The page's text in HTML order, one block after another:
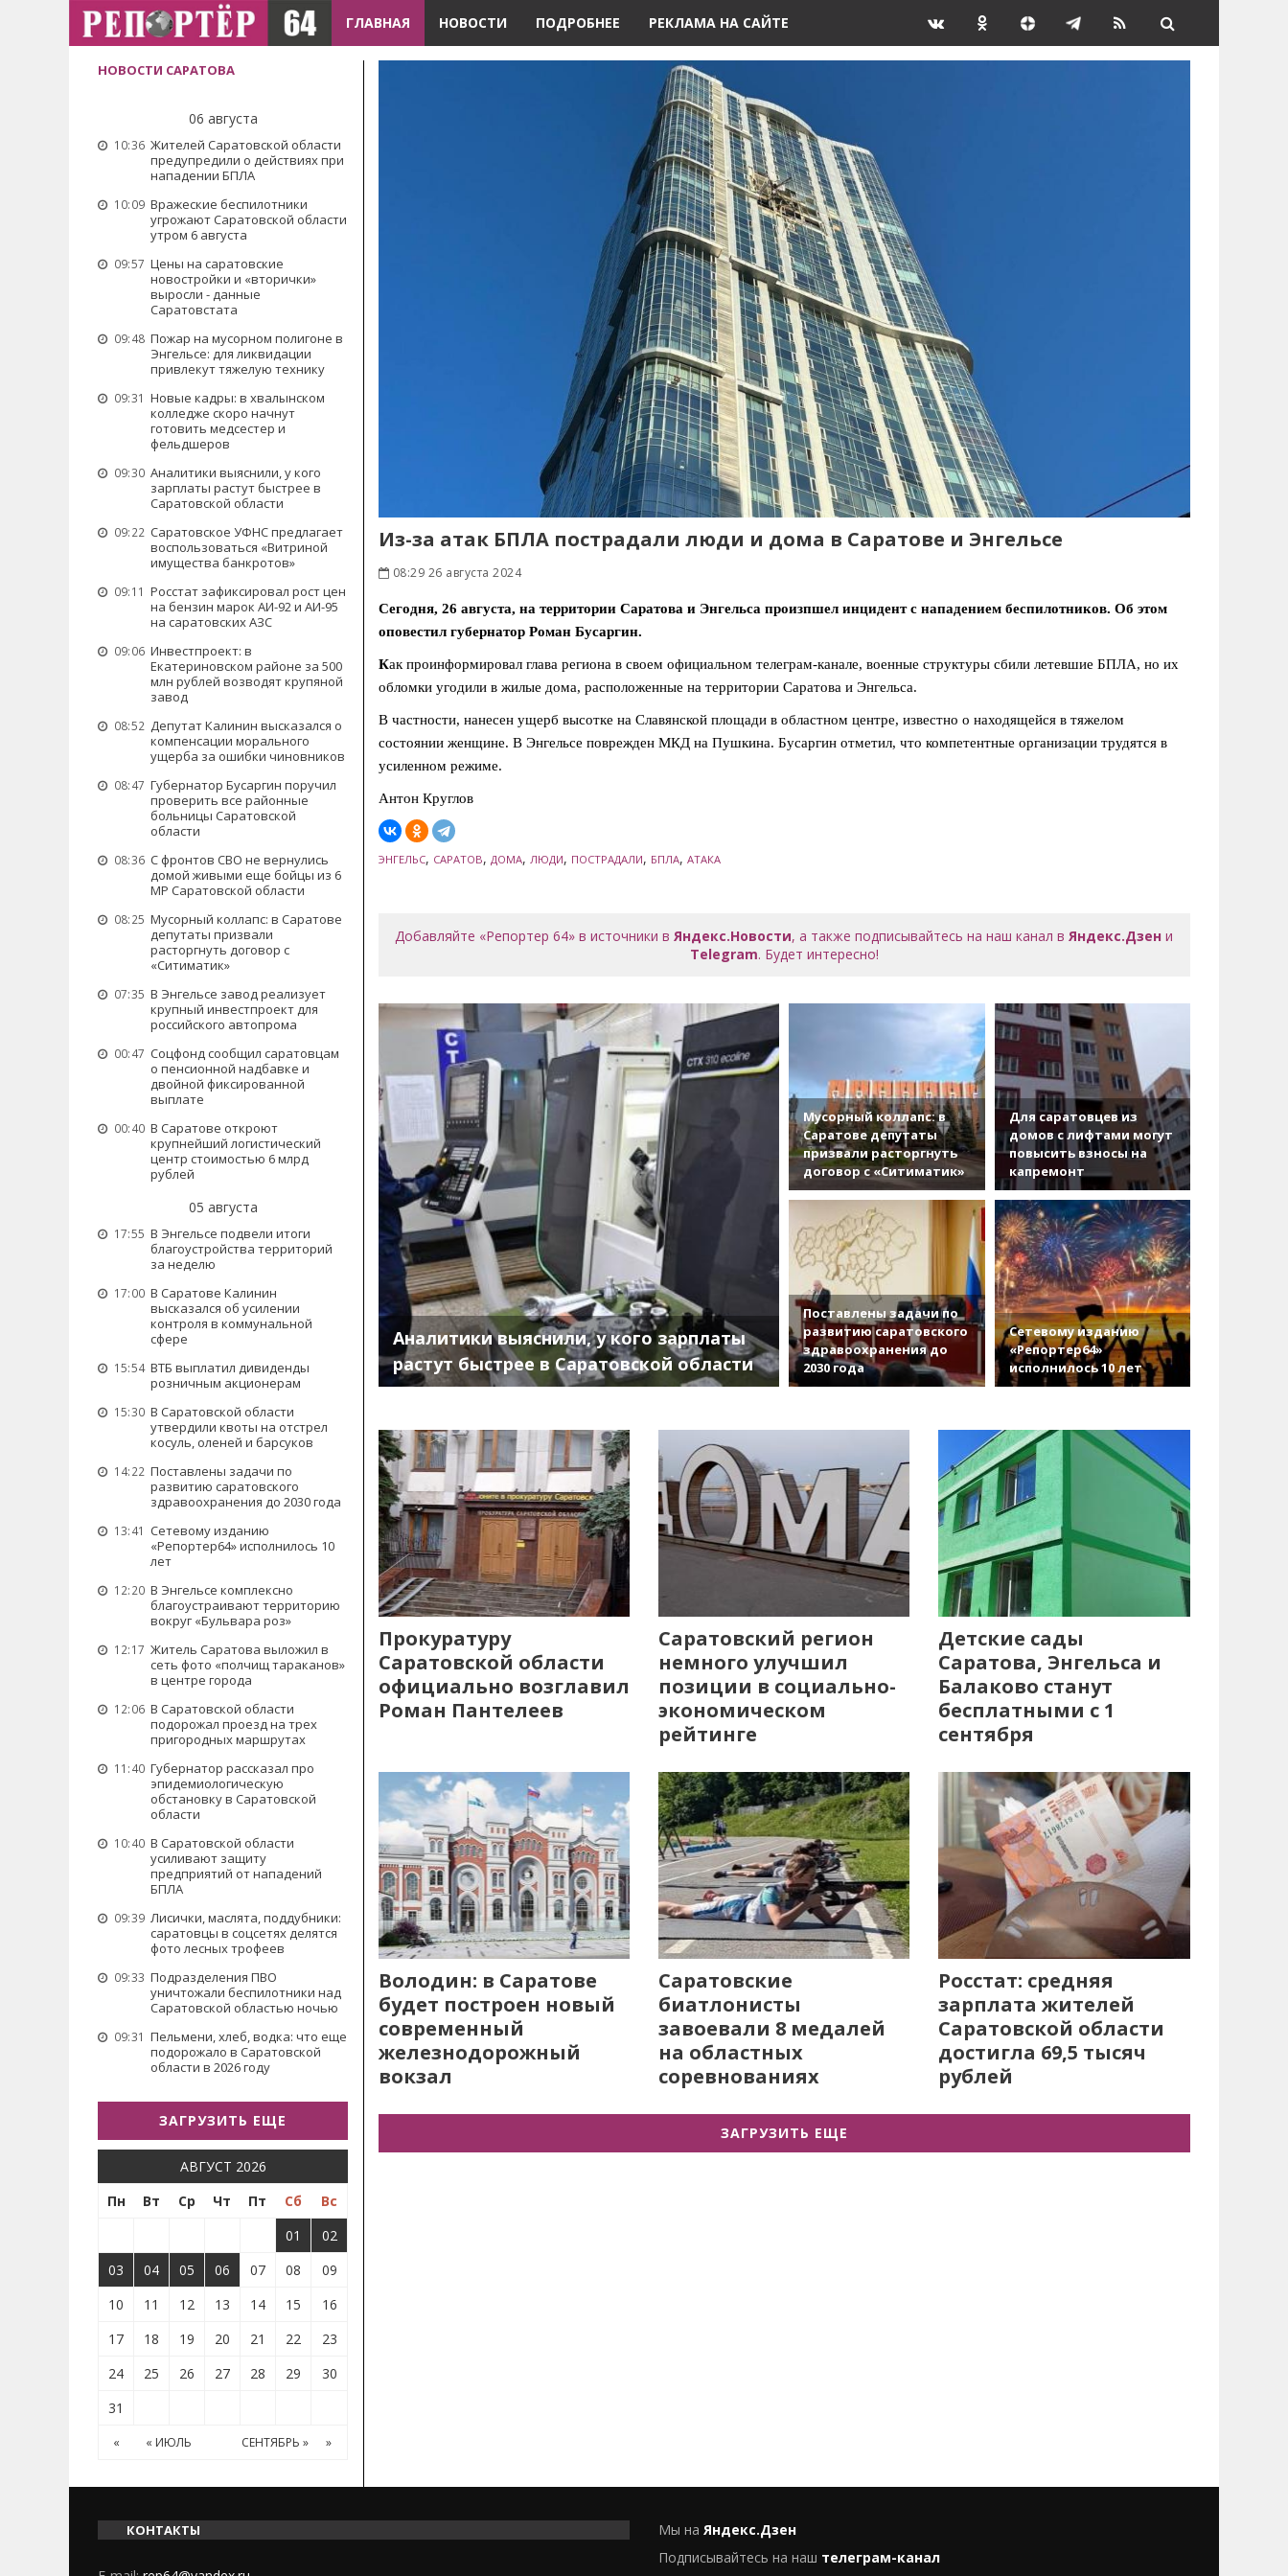
ГЛАВНАЯ НОВОСТИ ПОДРОБНЕЕ РЕКЛАМА НА САЙТЕ
НОВОСТИ САРАТОВА
06 августа
10:36 Жителей Саратовской области
предупредили о действиях при
нападении БПЛА
10:09 Вражеские беспилотники
угрожают Саратовской области
утром 6 августа
09:57 Цены на саратовские
новостройки и «вторички»
выросли - данные
Саратовстата
09:48 Пожар на мусорном полигоне в
Энгельсе: для ликвидации
привлекут тяжелую технику
09:31 Новые кадры: в хвалынском
колледже скоро начнут
готовить медсестер и
фельдшеров
09:30 Аналитики выяснили, у кого
зарплаты растут быстрее в
Саратовской области
09:22 Саратовское УФНС предлагает
воспользоваться «Витриной
имущества банкротов»
09:11 Росстат зафиксировал рост цен
на бензин марок АИ-92 и АИ-95
на саратовских АЗС
09:06 Инвестпроект: в
Екатериновском районе за 500
млн рублей возводят крупяной
завод
08:52 Депутат Калинин высказался о
компенсации морального
ущерба за ошибки чиновников
08:47 Губернатор Бусаргин поручил
проверить все районные
больницы Саратовской
области
08:36 С фронтов СВО не вернулись
домой живыми еще бойцы из 6
МР Саратовской области
08:25 Мусорный коллапс: в Саратове
депутаты призвали
расторгнуть договор с
«Ситиматик»
07:35 В Энгельсе завод реализует
крупный инвестпроект для
российского автопрома
00:47 Соцфонд сообщил саратовцам
о пенсионной надбавке и
двойной фиксированной
выплате
00:40 В Саратове откроют
крупнейший логистический
центр стоимостью 6 млрд
рублей
05 августа
17:55 В Энгельсе подвели итоги
благоустройства территорий
за неделю
17:00 В Саратове Калинин
высказался об усилении
контроля в коммунальной
сфере
15:54 ВТБ выплатил дивиденды
розничным акционерам
15:30 В Саратовской области
утвердили квоты на отстрел
косуль, оленей и барсуков
14:22 Поставлены задачи по
развитию саратовского
здравоохранения до 2030 года
13:41 Сетевому изданию
«Репортер64» исполнилось 10
лет
12:20 В Энгельсе комплексно
благоустраивают территорию
вокруг «Бульвара роз»
12:17 Житель Саратова выложил в
сеть фото «полчищ тараканов»
в центре города
12:06 В Саратовской области
подорожал проезд на трех
пригородных маршрутах
11:40 Губернатор рассказал про
эпидемиологическую
обстановку в Саратовской
области
10:40 В Саратовской области
усиливают защиту
предприятий от нападений
БПЛА
09:39 Лисички, маслята, поддубники:
саратовцы в соцсетях делятся
фото лесных трофеев
09:33 Подразделения ПВО
уничтожали беспилотники над
Саратовской областью ночью
09:31 Пельмени, хлеб, водка: что еще
подорожало в Саратовской
области в 2026 году
ЗАГРУЗИТЬ ЕЩЕ
АВГУСТ 2026
Пн
Вт Ср Чт Пт Сб
Вс
01
02
03
04 05 06 07 08
09
10
11 12 13 14 15
16
17
18 19 20 21 22
23
24
25 26 27 28 29
30
31
« « ИЮЛЬ СЕНТЯБРЬ » »
Из-за атак БПЛА пострадали люди и дома в Саратове и Энгельсе
08:29 26 августа 2024
Сегодня, 26 августа, на территории Саратова и Энгельса произпшел инцидент с нападением беспилотников. Об этом
оповестил губернатор Роман Бусаргин.
Как проинформировал глава региона в своем официальном телеграм-канале, военные структуры сбили летевшие БПЛА, но их
обломки угодили в жилые дома, расположенные на территории Саратова и Энгельса.
В частности, нанесен ущерб высотке на Славянской площади в областном центре, известно о находящейся в тяжелом
состоянии женщине. В Энгельсе поврежден МКД на Пушкина. Бусаргин отметил, что компетентные организации трудятся в
усиленном режиме.
Антон Круглов
ЭНГЕЛЬС, САРАТОВ, ДОМА, ЛЮДИ, ПОСТРАДАЛИ, БПЛА, АТАКА
Добавляйте «Репортер 64» в источники вЯндекс.Новости, а также подписывайтесь на наш канал вЯндекс.Дзен и
Telegram. Будет интересно!
Аналитики выяснили, у кого зарплаты
растут быстрее в Саратовской области
Мусорный коллапс: в
Саратове депутаты
призвали расторгнуть
договор с «Ситиматик»
Для саратовцев из
домов с лифтами могут
повысить взносы на
капремонт
Поставлены задачи по
развитию саратовского
здравоохранения до
2030 года
Сетевому изданию
«Репортер64»
исполнилось 10 лет
Прокуратуру
Саратовской области
официально возглавил
Роман Пантелеев
Саратовский регион
немного улучшил
позиции в социально-
экономическом
рейтинге
Детские сады
Саратова, Энгельса и
Балаково станут
бесплатными с 1
сентября
Володин: в Саратове
будет построен новый
современный
железнодорожный
вокзал
Саратовские
биатлонисты
завоевали 8 медалей
на областных
соревнованиях
Росстат: средняя
зарплата жителей
Саратовской области
достигла 69,5 тысяч
рублей
ЗАГРУЗИТЬ ЕЩЕ
КОНТАКТЫ Мы на Яндекс.Дзен
Подписывайтесь на наш телеграм-канал